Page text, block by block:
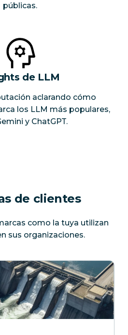
públicas.
de LLM
aclarando cómo
los LLM más populares,
y ChatGPT.
de clientes
como la tuya utilizan
sus organizaciones.